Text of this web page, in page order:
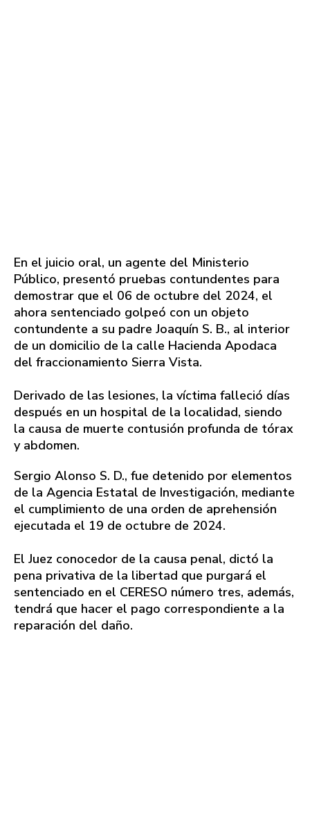
En el juicio oral, un agente del Ministerio
Público, presentó pruebas contundentes para
demostrar que el 06 de octubre del 2024, el
ahora sentenciado golpeó con un objeto
contundente a su padre Joaquín S. B., al interior
de un domicilio de la calle Hacienda Apodaca
del fraccionamiento Sierra Vista.
Derivado de las lesiones, la víctima falleció días
después en un hospital de la localidad, siendo
la causa de muerte contusión profunda de tórax
y abdomen.
Sergio Alonso S. D., fue detenido por elementos
de la Agencia Estatal de Investigación, mediante
el cumplimiento de una orden de aprehensión
ejecutada el 19 de octubre de 2024.
El Juez conocedor de la causa penal, dictó la
pena privativa de la libertad que purgará el
sentenciado en el CERESO número tres, además,
tendrá que hacer el pago correspondiente a la
reparación del daño.